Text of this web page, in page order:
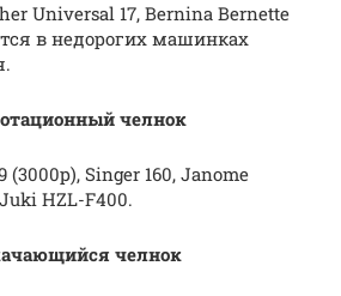
Universal 17, Bernina Bernette
в недорогих машинках
челнок
Singer 160, Janome
HZL-F400.
челнок